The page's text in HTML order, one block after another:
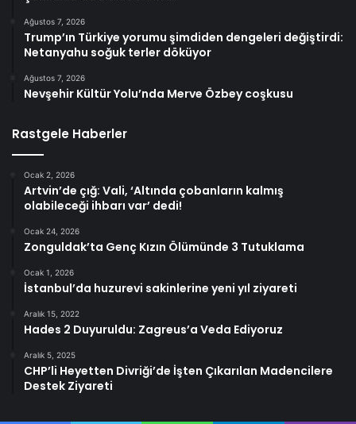
Ağustos 7, 2026
Trump’ın Türkiye yorumu şimdiden dengeleri değiştirdi:
Netanyahu soğuk terler döküyor
Ağustos 7, 2026
Nevşehir Kültür Yolu’nda Merve Özbey coşkusu
Rastgele Haberler
Ocak 2, 2026
Artvin’de çığ: Vali, ‘Altında çobanların kalmış
olabileceği ihbarı var’ dedi!
Ocak 24, 2026
Zonguldak’ta Genç Kızın Ölümünde 3 Tutuklama
Ocak 1, 2026
İstanbul’da huzurevi sakinlerine yeni yıl ziyareti
Aralık 15, 2022
Hades 2 Duyuruldu: Zagreus’a Veda Ediyoruz
Aralık 5, 2025
CHP’li Heyetten Divriği’de İşten Çıkarılan Madencilere
Destek Ziyareti